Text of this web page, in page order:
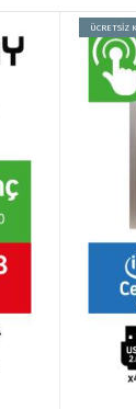
ÜCRETSİZ